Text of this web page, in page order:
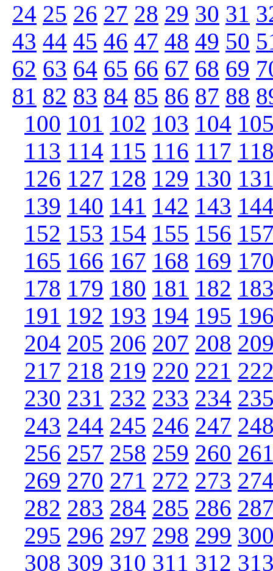
24 25 26 27 28 29 30 31
43 44 45 46 47 48 49 50
62 63 64 65 66 67 68 69
81 82 83 84 85 86 87 88
100 101 102 103 104
113 114 115 116 117
126 127 128 129 130
139 140 141 142 143
152 153 154 155 156
165 166 167 168 169
178 179 180 181 182
191 192 193 194 195
204 205 206 207 208
217 218 219 220 221
230 231 232 233 234
243 244 245 246 247
256 257 258 259 260
269 270 271 272 273
282 283 284 285 286
295 296 297 298 299
308 309 310 311 312